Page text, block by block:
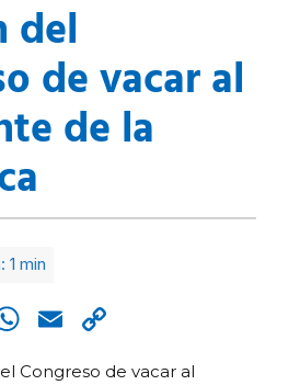
del
de vacar al
de la
WhatsApp
Email
Link
Congreso de vacar al